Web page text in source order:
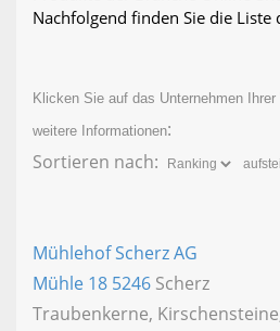
Nachfolgend finden Sie die Liste
Klicken Sie auf das Unternehmen
weitere Informationen:
Sortieren nach:
Mühlehof Scherz AG
Mühle 18 5246 Scherz
Traubenkerne,